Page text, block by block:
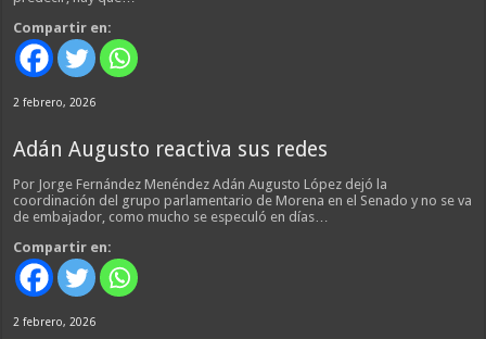
Compartir en:
2 febrero, 2026
Adán Augusto reactiva sus redes
Por Jorge Fernández Menéndez Adán Augusto López dejó la
coordinación del grupo parlamentario de Morena en el Senado y no se va
de embajador, como mucho se especuló en días…
Compartir en:
2 febrero, 2026